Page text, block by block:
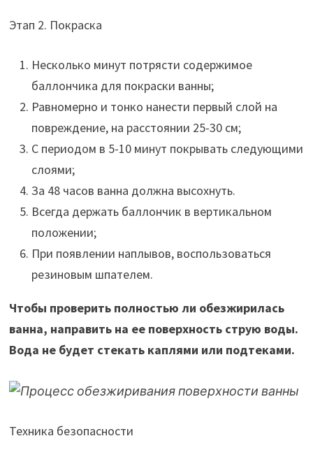
Этап 2. Покраска
Несколько минут потрясти содержимое
баллончика для покраски ванны;
Равномерно и тонко нанести первый слой на
повреждение, на расстоянии 25-30 см;
С периодом в 5-10 минут покрывать следующими
слоями;
За 48 часов ванна должна высохнуть.
Всегда держать баллончик в вертикальном
положении;
При появлении наплывов, воспользоваться
резиновым шпателем.
Чтобы проверить полностью ли обезжирилась
ванна, направить на ее поверхность струю воды.
Вода не будет стекать каплями или подтеками.
Техника безопасности